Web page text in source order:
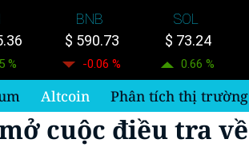
%
BNB
$ 590.73
-0.06 %
SOL
$ 73.24
0.66 %
Altcoin Phân tích thị trường
cuộc điều tra về